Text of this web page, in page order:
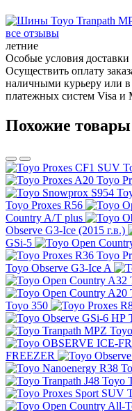
все отзывы
летние
Особые условия
Осуществить оплату
наличными курьеру или
платежных систем Visa и
Похожие товары
Toyo
Toyo Proxes R56
Country A/T plus
Observe G3-Ice (2015 г.в.)
GSi-5
Toyo
Toyo Observe G3-Ice A
Toyo 350
FREEZER
Toyo